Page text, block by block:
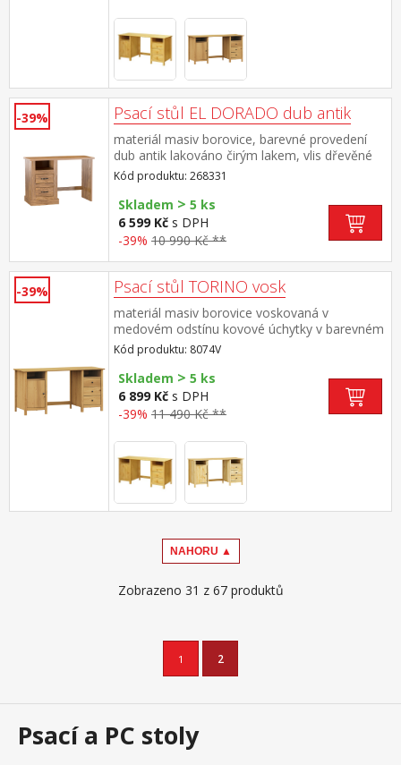
-39% Psací stůl EL DORADO dub antik
materiál masiv borovice, barevné provedení
dub antik lakováno čirým lakem, vlis dřevěné
struktury 2 zásuvky, 1 otevřená police součást
sestavy EL DORADO
Kód produktu: 268331
Skladem > 5 ks
6 599 Kč s DPH
-39% 10 990 Kč **
-39% Psací stůl TORINO vosk
materiál masiv borovice voskovaná v
medovém odstínu kovové úchytky v barevném
provedení černěná mosaz 2 otevřené police, 1
dvířka a 3 zásuvky s kovovými pojezdy
Kód produktu: 8074V
Skladem > 5 ks
6 899 Kč s DPH
-39% 11 490 Kč **
NAHORU ▲
Zobrazeno 31 z 67 produktů
1 2
Psací a PC stoly